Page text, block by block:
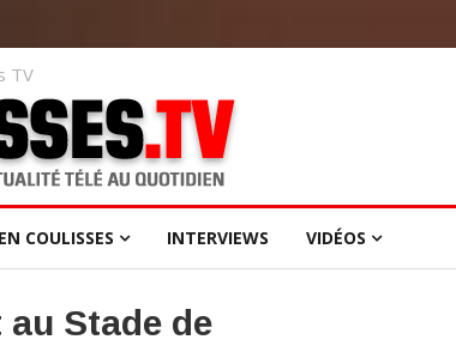
TV
EN COULISSES INTERVIEWS VIDÉOS
Stade de